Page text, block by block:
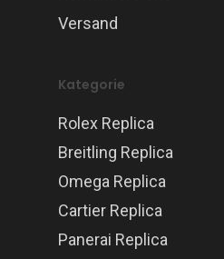
Versand
Kategorie
Rolex Replica
Breitling Replica
Omega Replica
Cartier Replica
Panerai Replica